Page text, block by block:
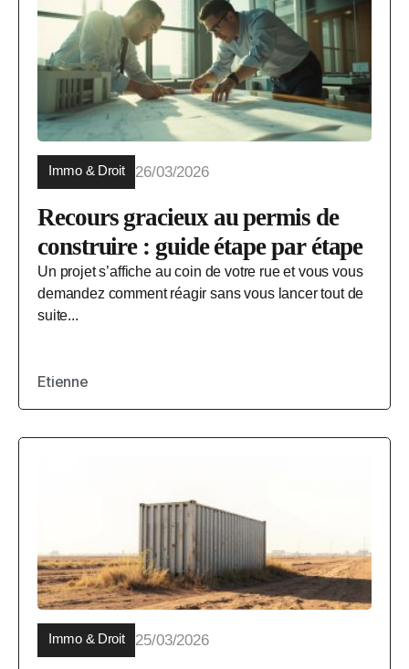
Immo & Droit 26/03/2026
Recours gracieux au permis de
construire : guide étape par étape
Un projet s’affiche au coin de votre rue et vous vous
demandez comment réagir sans vous lancer tout de
suite...
Etienne
Immo & Droit 25/03/2026